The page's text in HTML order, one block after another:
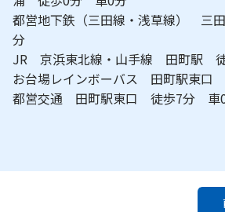
都営地下鉄（三田線・浅草線）
分
JR 京浜東北線・山手線 田町駅
お台場レインボーバス 田町駅東
都営交通 田町駅東口 徒歩7分 車